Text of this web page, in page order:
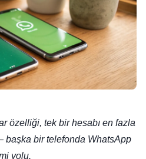
özelliği, tek bir hesabı en fazla
başka bir telefonda WhatsApp
yolu.